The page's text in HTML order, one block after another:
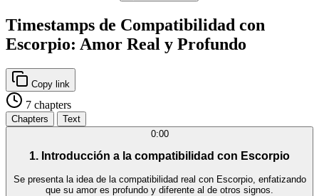
Timestamps de Compatibilidad con
Escorpio: Amor Real y Profundo
Copy link
7 chapters
Chapters
Text
0:00
1. Introducción a la compatibilidad con Escorpio
Se presenta la idea de la compatibilidad real con Escorpio, enfatizando
que su amor es profundo y diferente al de otros signos.